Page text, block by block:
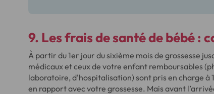
9. Les frais de santé de bébé :
À partir du 1er jour du sixième mois de grossesse
médicaux et ceux de votre enfant remboursables
laboratoire, d'hospitalisation) sont pris en charge à
en rapport avec votre grossesse. Mais avant